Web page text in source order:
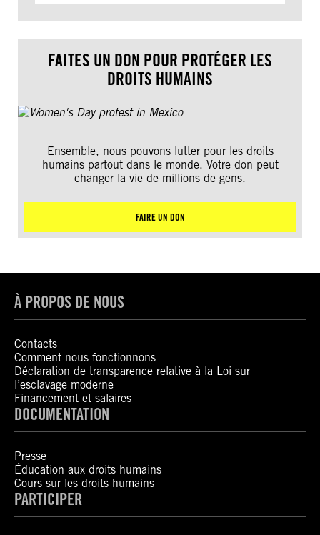
FAITES UN DON POUR PROTÉGER LES
DROITS HUMAINS
Ensemble, nous pouvons lutter pour les droits
humains partout dans le monde. Votre don peut
changer la vie de millions de gens.
FAIRE UN DON
À PROPOS DE NOUS
Contacts
Comment nous fonctionnons
Déclaration de transparence relative à la Loi sur
l’esclavage moderne
Financement et salaires
DOCUMENTATION
Presse
Éducation aux droits humains
Cours sur les droits humains
PARTICIPER